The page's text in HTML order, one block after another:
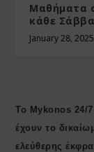
Μαθήματα
κάθε
January 28, 2025
Το Mykonos 24/7
έχουν το
ελεύθερης